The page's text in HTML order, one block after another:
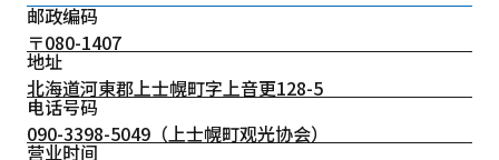
邮政编码
〒080-1407
地址
北海道河東郡上士幌町字上音更128-5
电话号码
090-3398-5049 （上士幌町观光协会）
营业时间